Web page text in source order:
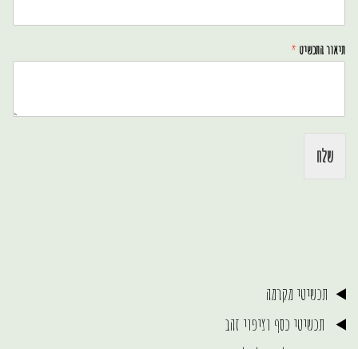
תיאור התכשיט *
שלח
תכשיטי מקרמה
תכשיטי כסף וציפוי זהב